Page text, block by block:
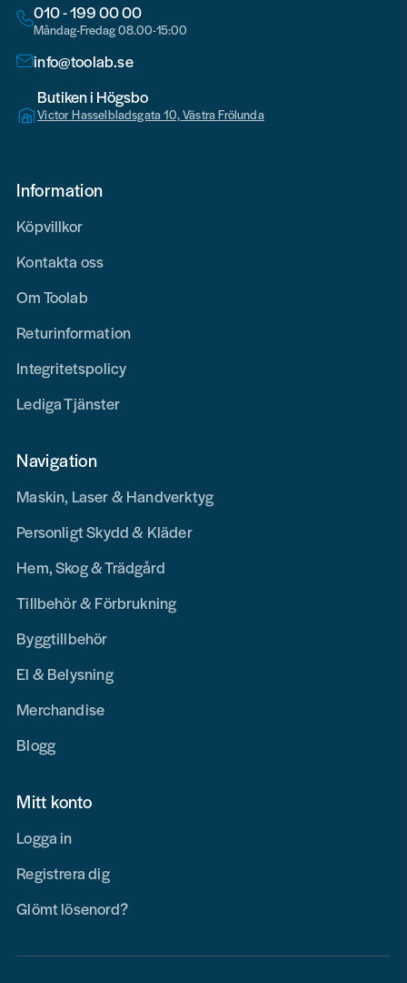
010 - 199 00 00
Måndag-Fredag 08.00-15:00
info@toolab.se
Butiken i Högsbo
Victor Hasselbladsgata 10, Västra Frölunda
Information
Köpvillkor
Kontakta oss
Om Toolab
Returinformation
Integritetspolicy
Lediga Tjänster
Navigation
Maskin, Laser & Handverktyg
Personligt Skydd & Kläder
Hem, Skog & Trädgård
Tillbehör & Förbrukning
Byggtillbehör
El & Belysning
Merchandise
Blogg
Mitt konto
Logga in
Registrera dig
Glömt lösenord?